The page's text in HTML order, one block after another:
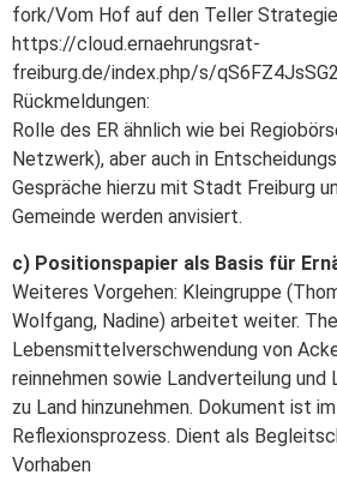
fork/Vom Hof auf den Teller
https://cloud.ernaehrungsrat-
freiburg.de/index.php/s/
Rückmeldungen:
Rolle des ER ähnlich wie bei
Netzwerk), aber auch in
Gespräche hierzu mit Stadt Freiburg
Gemeinde werden anvisiert.
c) Positionspapier als Basis für
Weiteres Vorgehen: Kleingruppe
Wolfgang, Nadine) arbeitet weiter.
Lebensmittelverschwendung von
reinnehmen sowie Landverteilung
zu Land hinzunehmen. Dokument ist
Reflexionsprozess. Dient als
Vorhaben